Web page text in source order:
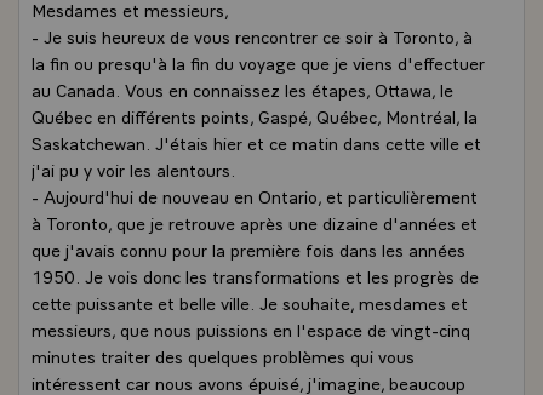
Mesdames et messieurs,
- Je suis heureux de vous rencontrer ce soir à Toronto, à
la fin ou presqu'à la fin du voyage que je viens d'effectuer
au Canada. Vous en connaissez les étapes, Ottawa, le
Québec en différents points, Gaspé, Québec, Montréal, la
Saskatchewan. J'étais hier et ce matin dans cette ville et
j'ai pu y voir les alentours.
- Aujourd'hui de nouveau en Ontario, et particulièrement
à Toronto, que je retrouve après une dizaine d'années et
que j'avais connu pour la première fois dans les années
1950. Je vois donc les transformations et les progrès de
cette puissante et belle ville. Je souhaite, mesdames et
messieurs, que nous puissions en l'espace de vingt-cinq
minutes traiter des quelques problèmes qui vous
intéressent car nous avons épuisé, j'imagine, beaucoup